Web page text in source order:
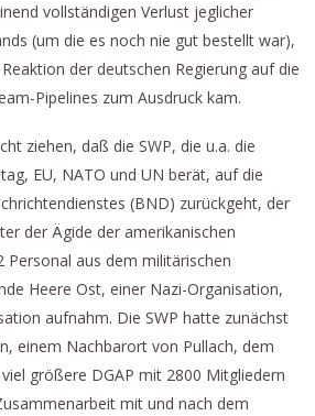
vollständigen Verlust jeglicher
(um die es noch nie gut bestellt war),
der deutschen Regierung auf die
Pipelines zum Ausdruck kam.
ziehen, daß die SWP, die u.a. die
EU, NATO und UN berät, auf die
(BND) zurückgeht, der
der Ägide der amerikanischen
Personal aus dem militärischen
Heere Ost, einer Nazi-Organisation,
aufnahm. Die SWP hatte zunächst
einem Nachbarort von Pullach, dem
größere DGAP mit 2800 Mitgliedern
mit und nach dem